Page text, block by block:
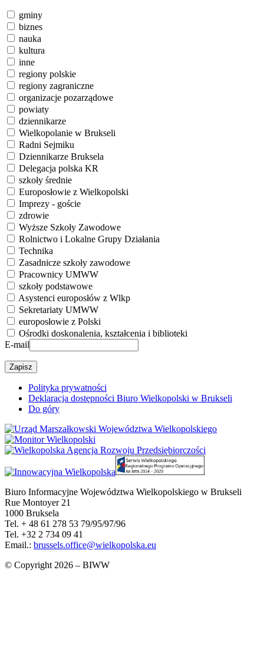
gminy
biznes
nauka
kultura
inne
regiony polskie
regiony zagraniczne
organizacje pozarządowe
powiaty
dziennikarze
Wielkopolanie w Brukseli
Radni Sejmiku
Dziennikarze Bruksela
Delegacja polska KR
szkoły średnie
Europosłowie z Wielkopolski
Imprezy - goście
zdrowie
Wyższe Szkoły Zawodowe
Rolnictwo i Lokalne Grupy Działania
Technika
Zasadnicze szkoły zawodowe
Pracownicy UMWW
szkoły podstawowe
Asystenci europosłów z Wlkp
Sekretariaty UMWW
europosłowie z Polski
Ośrodki doskonalenia, kształcenia i biblioteki
E-mail
Polityka prywatności
Deklaracja dostępności Biuro Wielkopolski w Brukseli
Do góry
Biuro Informacyjne Województwa Wielkopolskiego w Brukseli
Rue Montoyer 21
1000 Bruksela
Tel. + 48 61 278 53 79/95/97/96
Tel. +32 2 734 09 41
Email.: brussels.office@wielkopolska.eu
© Copyright 2026 – BIWW